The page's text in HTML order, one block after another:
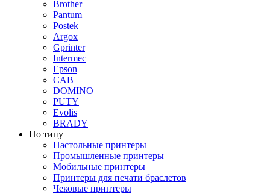
Brother
Pantum
Postek
Argox
Gprinter
Intermec
Epson
CAB
DOMINO
PUTY
Evolis
BRADY
По типу
Настольные принтеры
Промышленные принтеры
Мобильные принтеры
Принтеры для печати браслетов
Чековые принтеры